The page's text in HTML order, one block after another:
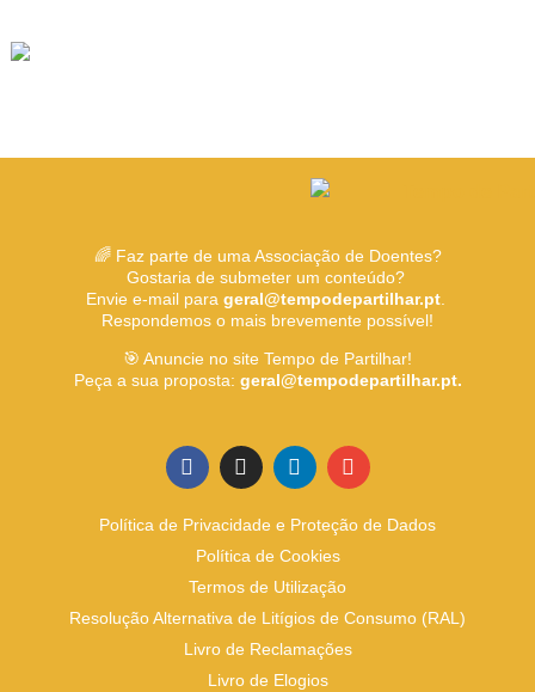
🌈 Faz parte de uma Associação de Doentes?
Gostaria de submeter um conteúdo?
Envie e-mail para geral@tempodepartilhar.pt.
Respondemos o mais brevemente possível!
🎯 Anuncie no site Tempo de Partilhar!
Peça a sua proposta: geral@tempodepartilhar.pt.
Política de Privacidade e Proteção de Dados
Política de Cookies
Termos de Utilização
Resolução Alternativa de Litígios de Consumo (RAL)
Livro de Reclamações
Livro de Elogios